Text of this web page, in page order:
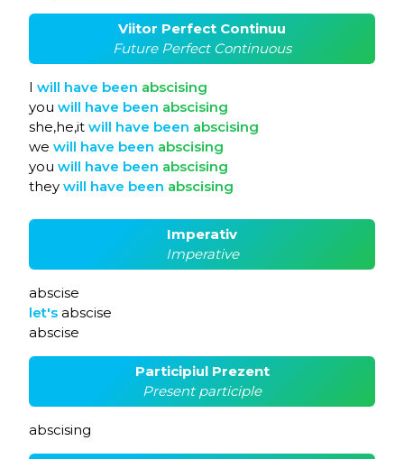
Viitor Perfect Continuu
Future Perfect Continuous
I will have been abscising
you will have been abscising
she,he,it will have been abscising
we will have been abscising
you will have been abscising
they will have been abscising
Imperativ
Imperative
abscise
let's abscise
abscise
Participiul Prezent
Present participle
abscising